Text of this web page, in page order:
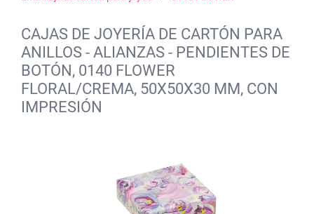
CAJAS DE JOYERÍA DE CARTÓN PARA
ANILLOS - ALIANZAS - PENDIENTES DE
BOTÓN, 0140 FLOWER
FLORAL/CREMA, 50X50X30 MM, CON
IMPRESIÓN